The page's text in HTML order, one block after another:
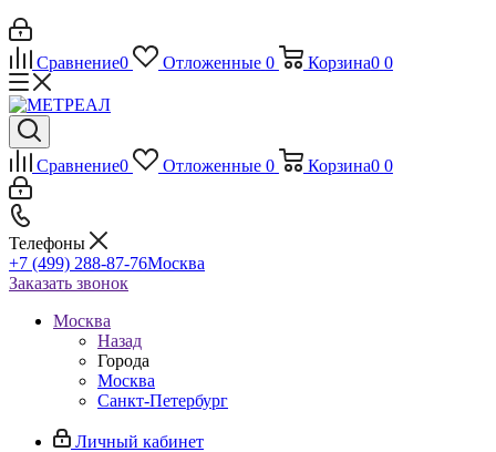
Сравнение0 Отложенные 0 Корзина0 0
Сравнение0 Отложенные 0 Корзина0 0
Телефоны
+7 (499) 288-87-76Москва
Заказать звонок
Москва
Назад
Города
Москва
Санкт-Петербург
Личный кабинет